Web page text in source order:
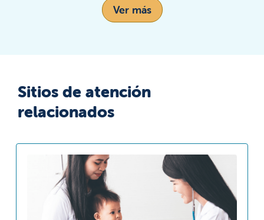
Ver más
Sitios de atención
relacionados